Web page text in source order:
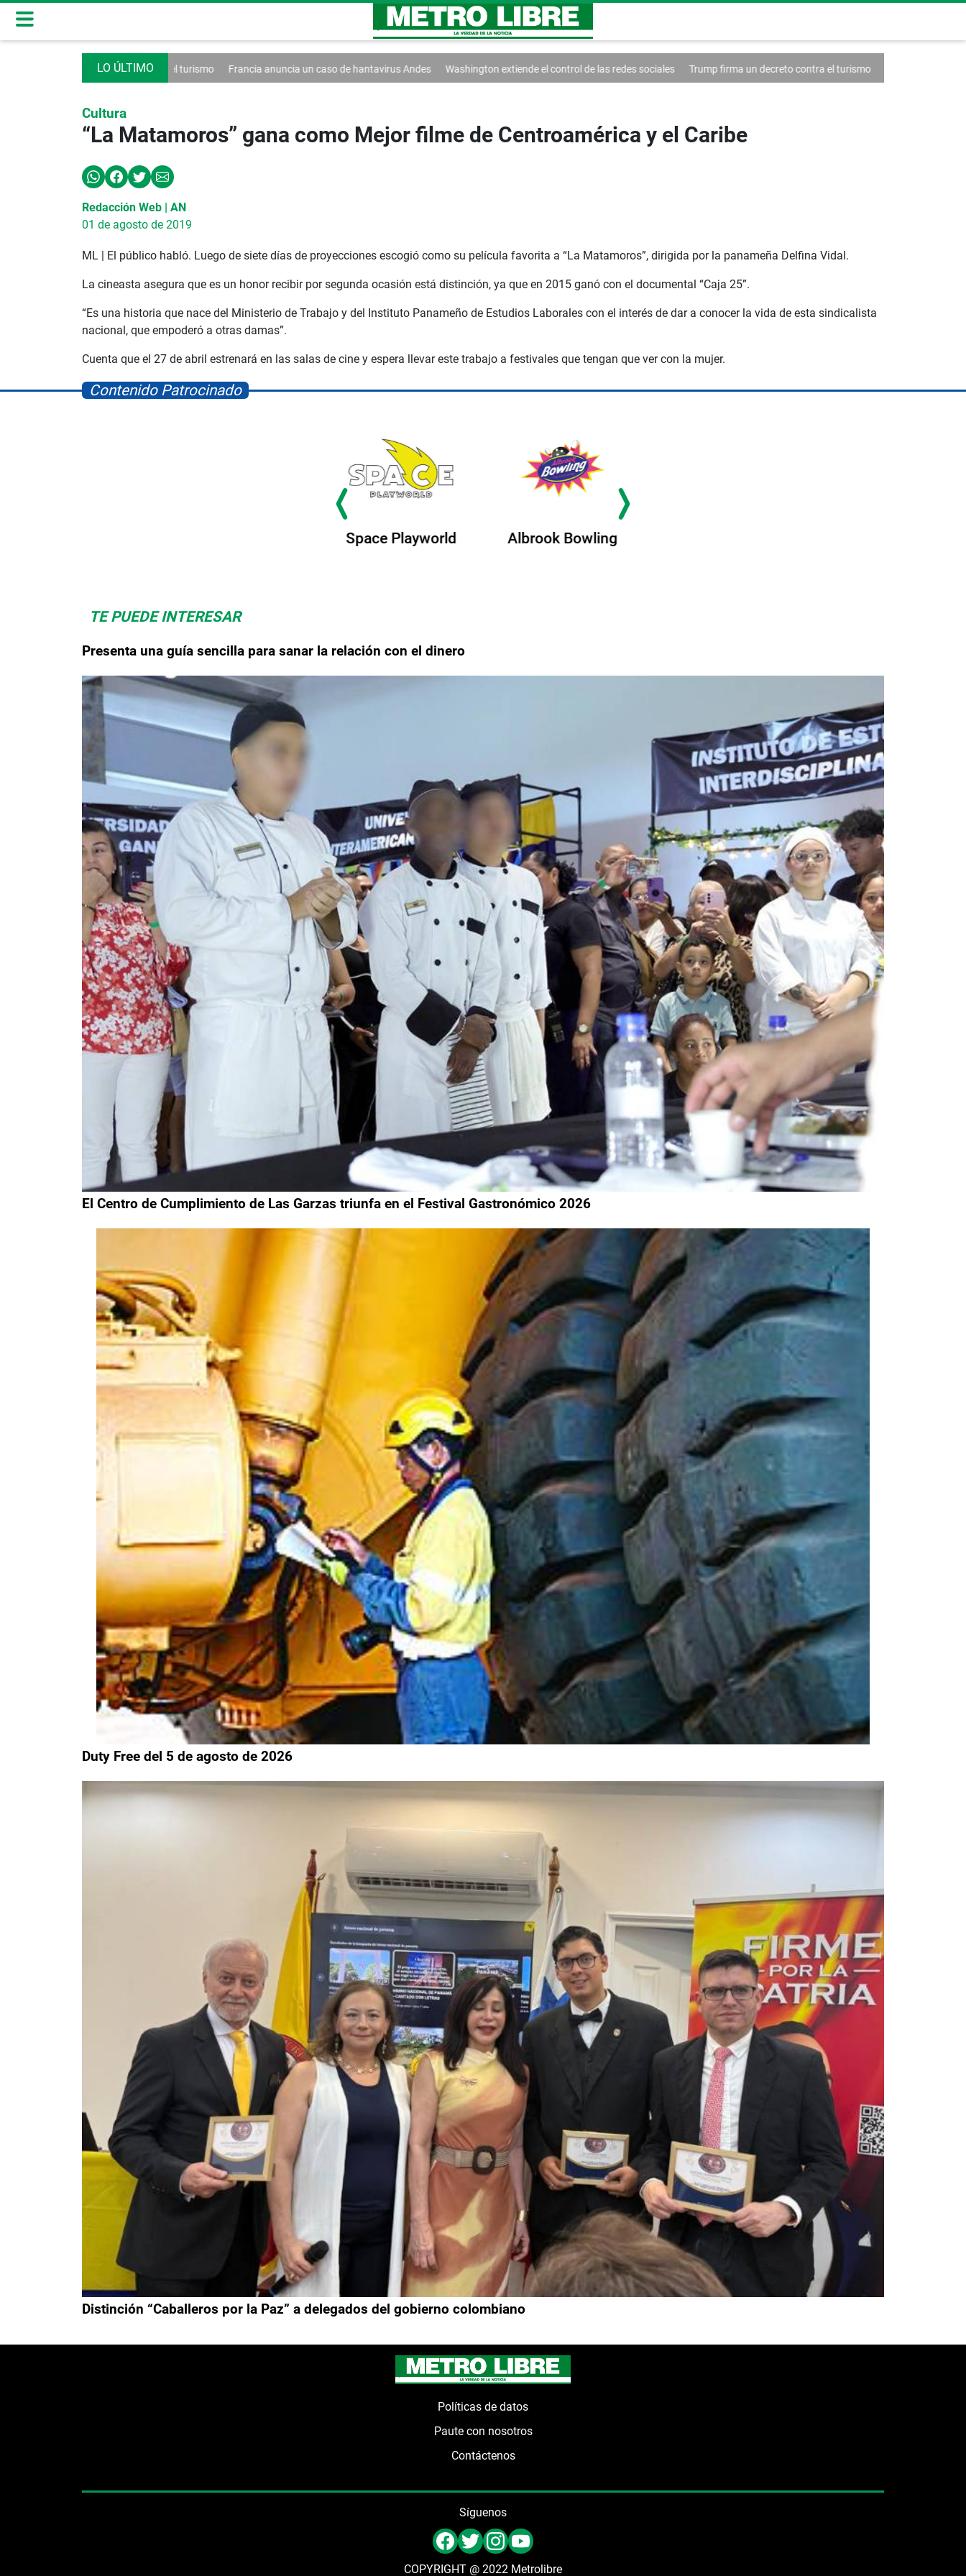
un decreto contra el turismo Francia anuncia un caso de hantavirus Andes Washington extiende el control de las redes sociales Trump firma un decreto contra el turismo Francia anuncia un caso de
Cultura
“La Matamoros” gana como Mejor filme de Centroamérica y el Caribe
Redacción Web | AN
01 de agosto de 2019
ML | El público habló. Luego de siete días de proyecciones escogió como su película favorita a “La Matamoros”, dirigida por la panameña Delfina Vidal.
La cineasta asegura que es un honor recibir por segunda ocasión está distinción, ya que en 2015 ganó con el documental “Caja 25”.
“Es una historia que nace del Ministerio de Trabajo y del Instituto Panameño de Estudios Laborales con el interés de dar a conocer la vida de esta sindicalista
nacional, que empoderó a otras damas”.
Cuenta que el 27 de abril estrenará en las salas de cine y espera llevar este trabajo a festivales que tengan que ver con la mujer.
Contenido Patrocinado
Albrook Bowling Space Playworld
TE PUEDE INTERESAR
Presenta una guía sencilla para sanar la relación con el dinero
El Centro de Cumplimiento de Las Garzas triunfa en el Festival Gastronómico 2026
Duty Free del 5 de agosto de 2026
Distinción “Caballeros por la Paz” a delegados del gobierno colombiano
Políticas de datos
Paute con nosotros
Contáctenos
Síguenos
COPYRIGHT @ 2022 Metrolibre